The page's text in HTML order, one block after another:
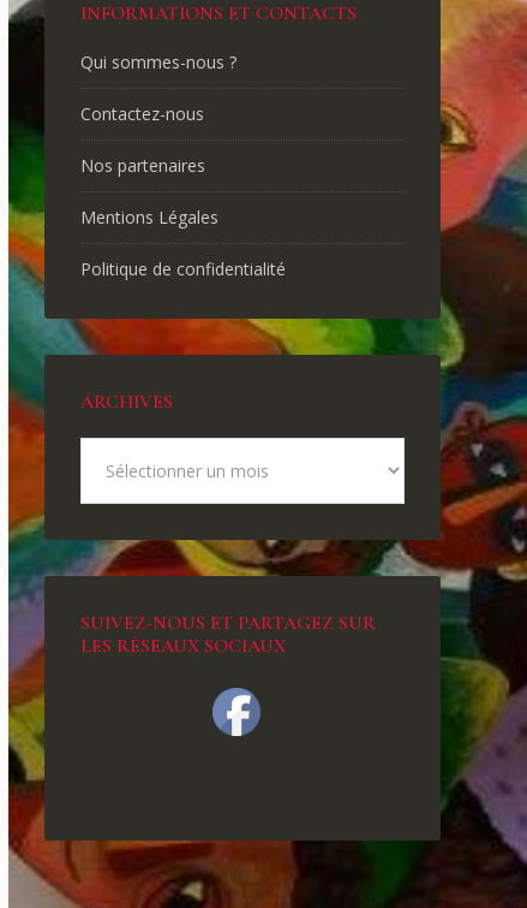
INFORMATIONS ET CONTACTS
Qui sommes-nous ?
Contactez-nous
Nos partenaires
Mentions Légales
Politique de confidentialité
ARCHIVES
SUIVEZ-NOUS ET PARTAGEZ SUR
LES RÉSEAUX SOCIAUX